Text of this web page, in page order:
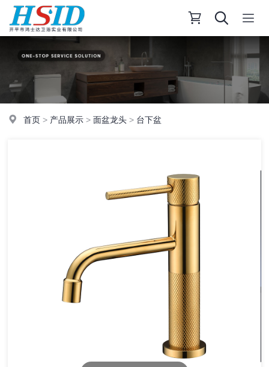
首页 > 产品展示 >面盆龙头 > 台下盆